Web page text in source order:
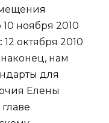
ноября 2010
октября 2010
наконец, нам
для
Елены